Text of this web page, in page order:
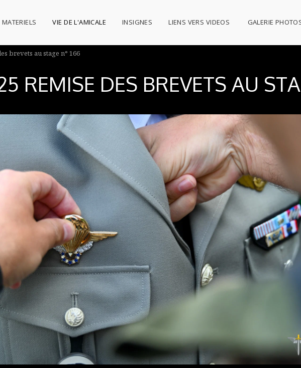
MATERIELS VIE DE L'AMICALE INSIGNES LIENS VERS VIDEOS GALERIE
brevets au stage n° 166
REMISE DES BREVETS AU